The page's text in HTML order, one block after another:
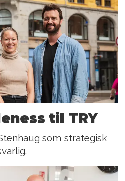
til TRY
som strategisk